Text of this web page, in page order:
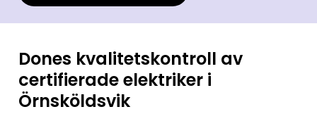
Dones kvalitetskontroll av
certifierade elektriker i
Örnsköldsvik